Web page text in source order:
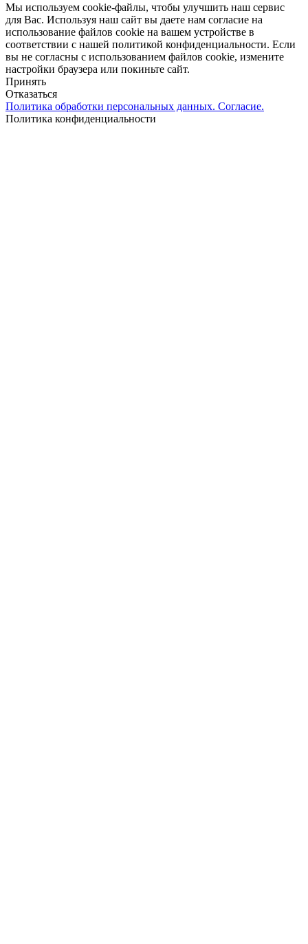
Мы используем cookie-файлы, чтобы улучшить наш сервис
для Вас. Используя наш сайт вы даете нам согласие на
использование файлов cookie на вашем устройстве в
соответствии с нашей политикой конфиденциальности. Если
вы не согласны с использованием файлов cookie, измените
настройки браузера или покиньте сайт.
Принять
Отказаться
Политика обработки персональных данных. Согласие.
Политика конфиденциальности